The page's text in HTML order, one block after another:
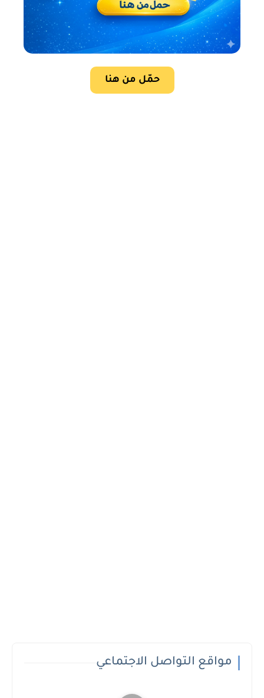
حمّل من هنا
مواقع التواصل الاجتماعي